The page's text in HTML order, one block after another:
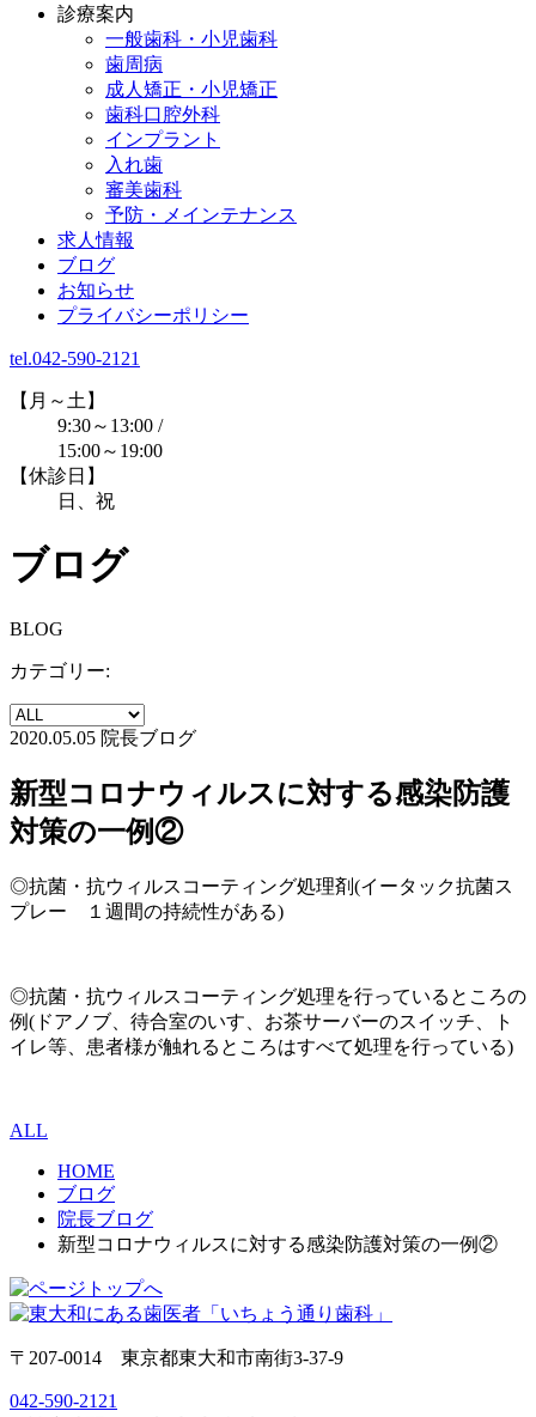
診療案内
一般歯科・小児歯科
歯周病
成人矯正・小児矯正
歯科口腔外科
インプラント
入れ歯
審美歯科
予防・メインテナンス
求人情報
ブログ
お知らせ
プライバシーポリシー
tel.042-590-2121
【月～土】
9:30～13:00 /
15:00～19:00
【休診日】
日、祝
ブログ
BLOG
カテゴリー:
2020.05.05 院長ブログ
新型コロナウィルスに対する感染防護
対策の一例②
◎抗菌・抗ウィルスコーティング処理剤(イータック抗菌ス
プレー １週間の持続性がある)
◎抗菌・抗ウィルスコーティング処理を行っているところの
例(ドアノブ、待合室のいす、お茶サーバーのスイッチ、ト
イレ等、患者様が触れるところはすべて処理を行っている)
ALL
HOME
ブログ
院長ブログ
新型コロナウィルスに対する感染防護対策の一例②
〒207-0014 東京都東大和市南街3-37-9
042-590-2121